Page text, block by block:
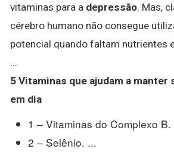
vitaminas para a depressão. Mas,
cérebro humano não consegue
potencial quando faltam nutrientes
...
5 Vitaminas que ajudam a manter
em dia
1 – Vitaminas do Complexo B.
2 – Selênio. ...